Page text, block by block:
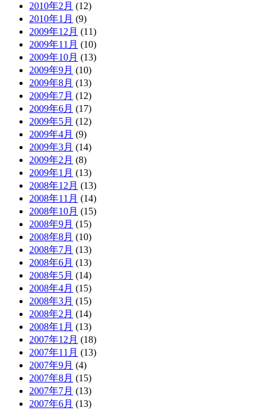
2010年2月 (12)
2010年1月 (9)
2009年12月 (11)
2009年11月 (10)
2009年10月 (13)
2009年9月 (10)
2009年8月 (13)
2009年7月 (12)
2009年6月 (17)
2009年5月 (12)
2009年4月 (9)
2009年3月 (14)
2009年2月 (8)
2009年1月 (13)
2008年12月 (13)
2008年11月 (14)
2008年10月 (15)
2008年9月 (15)
2008年8月 (10)
2008年7月 (13)
2008年6月 (13)
2008年5月 (14)
2008年4月 (15)
2008年3月 (15)
2008年2月 (14)
2008年1月 (13)
2007年12月 (18)
2007年11月 (13)
2007年9月 (4)
2007年8月 (15)
2007年7月 (13)
2007年6月 (13)